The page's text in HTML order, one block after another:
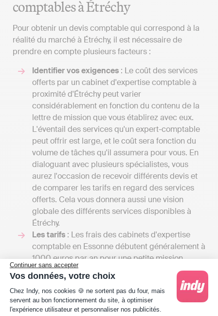
Continuer sans accepter
Vos données, votre choix
Plateforme de Gestion du Consentement :
Chez Indy, nos cookies 🍪 ne sortent pas du four, mais
servent au bon fonctionnement du site, à optimiser
l'expérience utilisateur et personnaliser nos publicités.
comptables à Étréchy
Pour obtenir un devis comptable qui correspond à la
réalité du marché à Étréchy, il est nécessaire de
prendre en compte plusieurs facteurs :
Identifier vos exigences : Le coût des services
offerts par un cabinet d'expertise comptable à
proximité d'Étréchy peut varier
considérablement en fonction du contenu de la
lettre de mission que vous établirez avec eux.
L'éventail des services qu'un expert-comptable
peut offrir est large, et le coût sera fonction du
volume de tâches qu'il assumera pour vous. En
dialoguant avec plusieurs spécialistes, vous
aurez l'occasion de recevoir différents devis et
de comparer les tarifs en regard des services
offerts. Cela vous donnera aussi une vision
globale des différents services disponibles à
Étréchy.
Les tarifs : Les frais des cabinets d'expertise
comptable en Essonne débutent généralement à
1000 euros par an pour une petite mission
confiée à un comptable indépendant et peuvent
s'élever à plusieurs milliers d'euros si votre
entreprise nécessite une comptabilité plus
élaborée, y compris la gestion de la paie, le fait